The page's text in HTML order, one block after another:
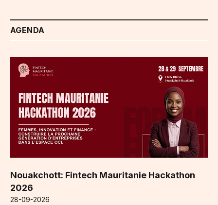
AGENDA
Nouakchott: Fintech Mauritanie Hackathon
2026
28-09-2026